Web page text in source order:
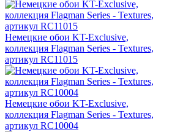
Немецкие обои KT-Exclusive,
коллекция Flagman Series - Textures,
артикул RC11015
Немецкие обои KT-Exclusive,
коллекция Flagman Series - Textures,
артикул RC10004